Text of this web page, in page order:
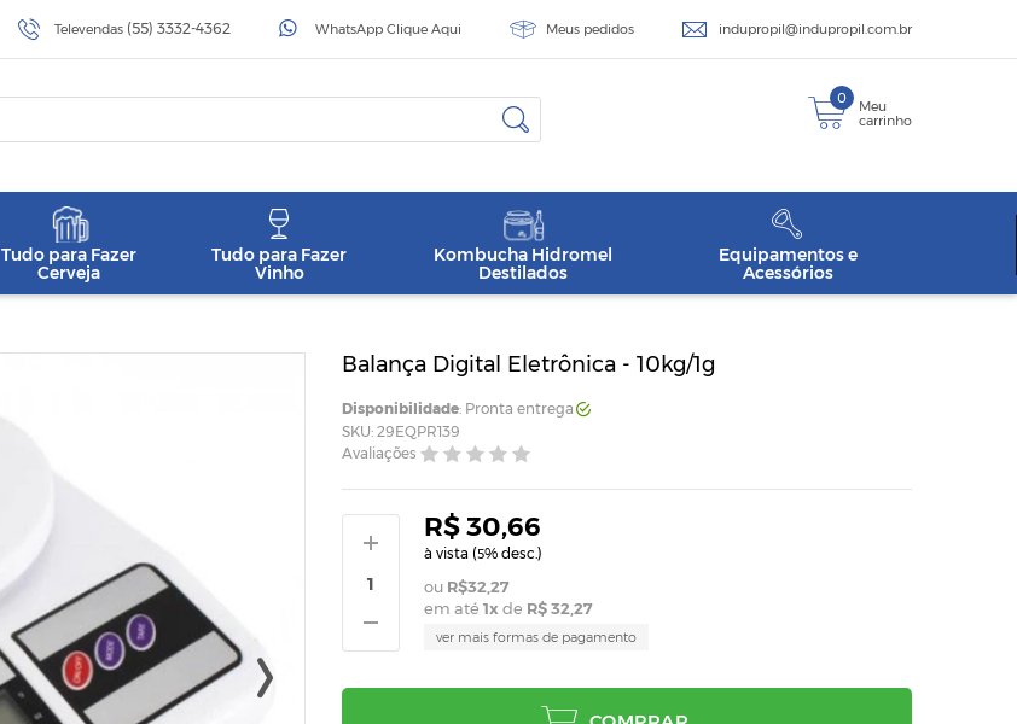
Televendas (55) 3332-4362 WhatsApp Clique Aqui Meus pedidos indupropil@indupropil.com.br
0
Meu
carrinho
Tudo para Fazer
Cerveja
Tudo para Fazer
Vinho
Kombucha Hidromel
Destilados
Equipamentos e
Acessórios
Balança Digital Eletrônica - 10kg/1g
Disponibilidade: Pronta entrega
SKU: 29EQPR139
Avaliações
R$ 30,66
à vista (5% desc.)
R$32,27
em até 1x de R$ 32,27
ver mais formas de pagamento